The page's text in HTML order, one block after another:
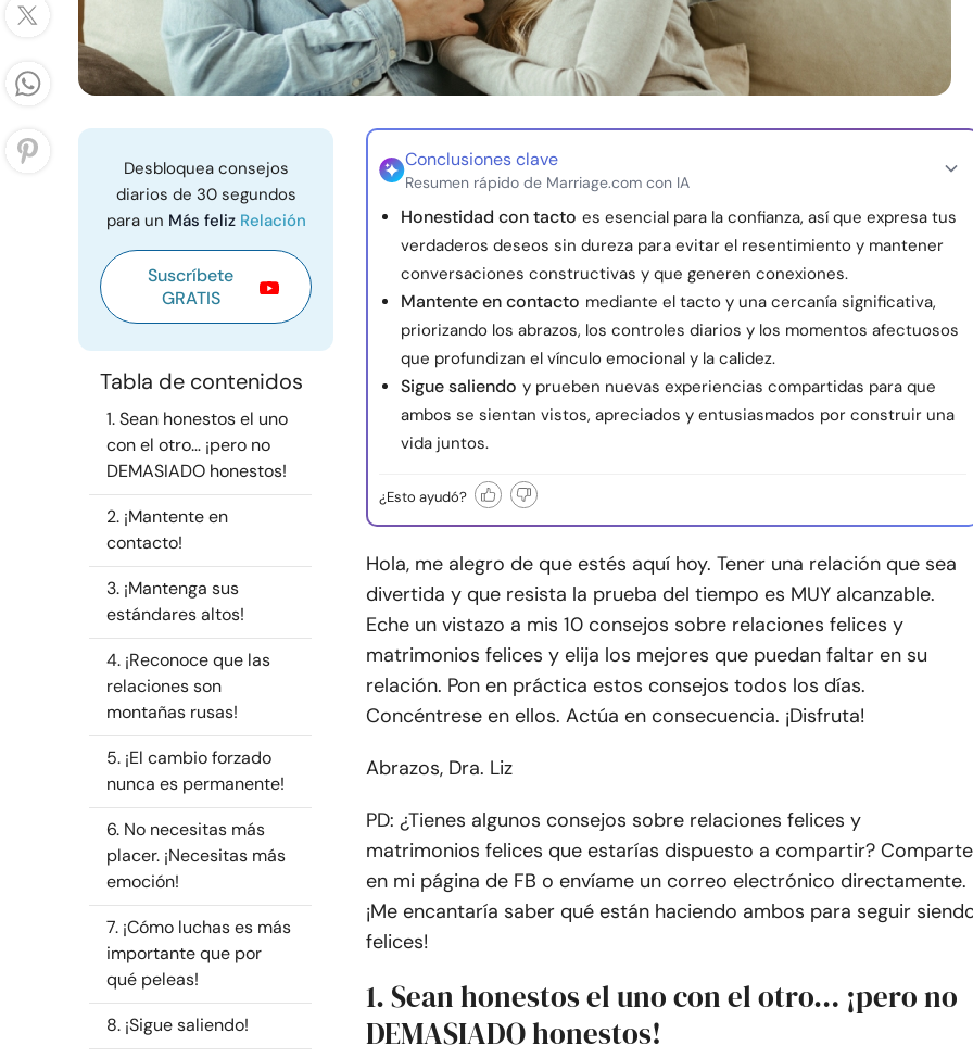
Desbloquea consejos
diarios de 30 segundos
para un Más feliz Relación
Suscríbete
GRATIS
Tabla de contenidos
1. Sean honestos el uno
con el otro… ¡pero no
DEMASIADO honestos!
2. ¡Mantente en
contacto!
3. ¡Mantenga sus
estándares altos!
4. ¡Reconoce que las
relaciones son
montañas rusas!
5. ¡El cambio forzado
nunca es permanente!
6. No necesitas más
placer. ¡Necesitas más
emoción!
7. ¡Cómo luchas es más
importante que por
qué peleas!
8. ¡Sigue saliendo!
Conclusiones clave
Resumen rápido de Marriage.com con IA
Honestidad con tacto es esencial para la confianza, así que expresa tus
verdaderos deseos sin dureza para evitar el resentimiento y mantener
conversaciones constructivas y que generen conexiones.
Mantente en contacto mediante el tacto y una cercanía significativa,
priorizando los abrazos, los controles diarios y los momentos afectuosos
que profundizan el vínculo emocional y la calidez.
Sigue saliendo y prueben nuevas experiencias compartidas para que
ambos se sientan vistos, apreciados y entusiasmados por construir una
vida juntos.
¿Esto ayudó?
Hola, me alegro de que estés aquí hoy. Tener una relación que sea
divertida y que resista la prueba del tiempo es MUY alcanzable.
Eche un vistazo a mis 10 consejos sobre relaciones felices y
matrimonios felices y elija los mejores que puedan faltar en su
relación. Pon en práctica estos consejos todos los días.
Concéntrese en ellos. Actúa en consecuencia. ¡Disfruta!
Abrazos, Dra. Liz
PD: ¿Tienes algunos consejos sobre relaciones felices y
matrimonios felices que estarías dispuesto a compartir? Comparte
en mi página de FB o envíame un correo electrónico directamente.
¡Me encantaría saber qué están haciendo ambos para seguir
felices!
1. Sean honestos el uno con el otro… ¡pero no
DEMASIADO honestos!